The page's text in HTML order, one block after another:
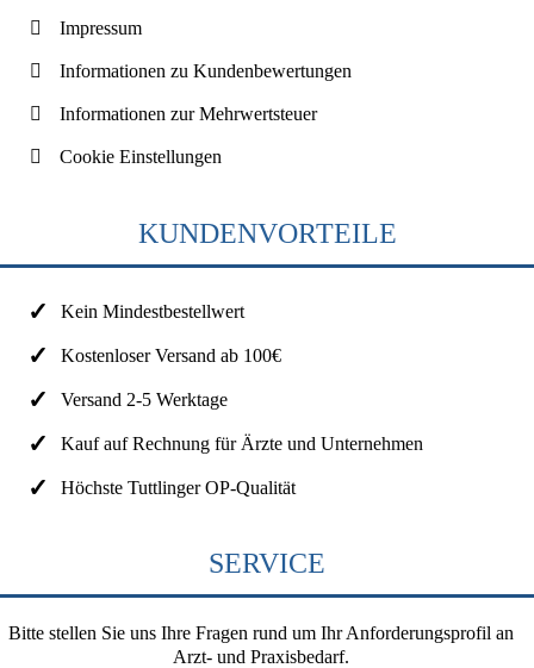
Impressum
Informationen zu Kundenbewertungen
Informationen zur Mehrwertsteuer
Cookie Einstellungen
KUNDENVORTEILE
Kein Mindestbestellwert
Kostenloser Versand ab 100€
Versand 2-5 Werktage
Kauf auf Rechnung für Ärzte und Unternehmen
Höchste Tuttlinger OP-Qualität
SERVICE
Bitte stellen Sie uns Ihre Fragen rund um Ihr Anforderungsprofil an
Arzt- und Praxisbedarf.